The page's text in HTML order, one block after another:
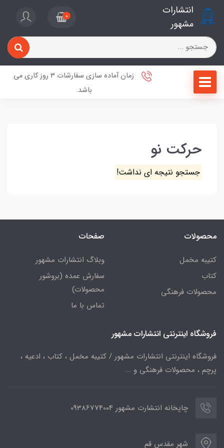
انتشارات
مشهور
0
زمان آماده سازی سفارشات 3 روز کاری می
باشد.
حرکت نو
جستجو نتیجه ای نداشت!
محصولات
کتیبه مخمل
کتاب
محصولات فرهنگی
صفحات
وبلاگ انتشارات مشهور
سفارش عمده (بروشور
محصولات)
تماس با ما
فروشگاه اینترنتی انتشارات مشهور
فروشگاه اینترنتی انتشارات مشهور / کتیبه مخمل ، کتاب ، ادعیه ،
پرچم ، محصولات فرهنگی و ...
چاپخانه انتشارت مشهور 09386774004
شهر مقدس قم